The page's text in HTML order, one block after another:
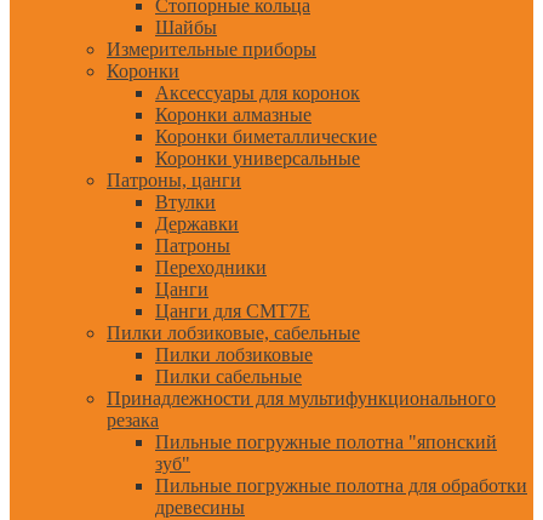
Стопорные кольца
Шайбы
Измерительные приборы
Коронки
Аксессуары для коронок
Коронки алмазные
Коронки биметаллические
Коронки универсальные
Патроны, цанги
Втулки
Державки
Патроны
Переходники
Цанги
Цанги для CMT7E
Пилки лобзиковые, сабельные
Пилки лобзиковые
Пилки сабельные
Принадлежности для мультифункционального
резака
Пильные погружные полотна "японский
зуб"
Пильные погружные полотна для обработки
древесины